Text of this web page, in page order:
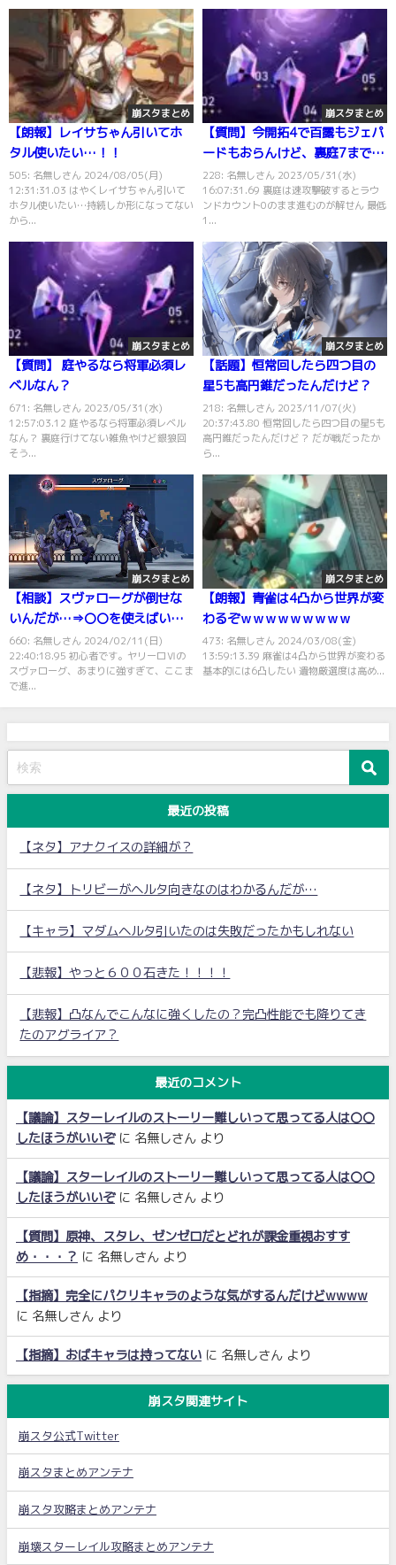
崩スタまとめ
【朗報】レイサちゃん引いてホ
タル使いたい…！！
505: 名無しさん 2024/08/05(月)
12:31:31.03 はやくレイサちゃん引いて
ホタル使いたい…持続しか形になってない
から...
崩スタまとめ
【質問】今開拓4で百露もジェパ
ードもおらんけど、裏庭7までき
たよって人いる？
228: 名無しさん 2023/05/31(水)
16:07:31.69 裏庭は速攻撃破するとラウ
ンドカウント0のまま進むのが解せん 最低
1...
崩スタまとめ
【質問】 庭やるなら将軍必須レ
ベルなん？
671: 名無しさん 2023/05/31(水)
12:57:03.12 庭やるなら将軍必須レベル
なん？ 裏庭行けてない雑魚やけど銀狼回
そう...
崩スタまとめ
【話題】恒常回したら四つ目の
星5も高円錐だったんだけど？
218: 名無しさん 2023/11/07(火)
20:37:43.80 恒常回したら四つ目の星5も
高円錐だったんだけど？ だが戦だったか
ら...
崩スタまとめ
【相談】スヴァローグが倒せな
いんだが…⇒〇〇を使えばいい
ぞ
660: 名無しさん 2024/02/11(日)
22:40:18.95 初心者です。ヤリーロⅥの
スヴァローグ、あまりに強すぎて、ここま
で進...
崩スタまとめ
【朗報】青雀は4凸から世界が変
わるぞｗｗｗｗｗｗｗｗｗ
473: 名無しさん 2024/03/08(金)
13:59:13.39 麻雀は4凸から世界が変わる
基本的には6凸したい 遺物厳選度は高め...
最近の投稿
【ネタ】アナクイスの詳細が？
【ネタ】トリビーがヘルタ向きなのはわかるんだが…
【キャラ】マダムヘルタ引いたのは失敗だったかもしれない
【悲報】やっと６００石きた！！！！
【悲報】凸なんでこんなに強くしたの？完凸性能でも降りてき
たのアグライア？
最近のコメント
【議論】スターレイルのストーリー難しいって思ってる人は〇〇
したほうがいいぞに 名無しさん より
【議論】スターレイルのストーリー難しいって思ってる人は〇〇
したほうがいいぞに 名無しさん より
【質問】原神、スタレ、ゼンゼロだとどれが課金重視おすす
め・・・？ に 名無しさん より
【指摘】完全にパクリキャラのような気がするんだけどwwww
に 名無しさん より
【指摘】おばキャラは持ってない に 名無しさん より
崩スタ関連サイト
崩スタ公式Twitter
崩スタまとめアンテナ
崩スタ攻略まとめアンテナ
崩壊スターレイル攻略まとめアンテナ